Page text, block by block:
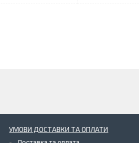
УМОВИ ДОСТАВКИ ТА ОПЛАТИ